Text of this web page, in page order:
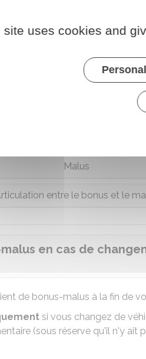
de calcul du bonus et
véhicule sont calculées en
malus), qui prend en
Malus
entre le bonus et le
en cas de
de bonus-malus à la fin de
si vous changez de
(sous réserve qu'il n'y ait
site uses cookies and